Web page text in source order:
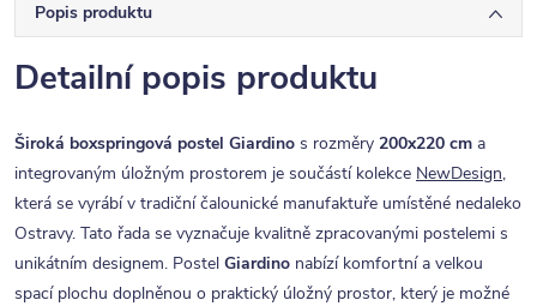
Popis produktu
Detailní popis produktu
Široká boxspringová postel Giardino s rozměry 200x220 cm a
integrovaným úložným prostorem je součástí kolekce NewDesign,
která se vyrábí v tradiční čalounické manufaktuře umístěné nedaleko
Ostravy. Tato řada se vyznačuje kvalitně zpracovanými postelemi s
unikátním designem. Postel Giardino nabízí komfortní a velkou
spací plochu doplněnou o praktický úložný prostor, který je možné